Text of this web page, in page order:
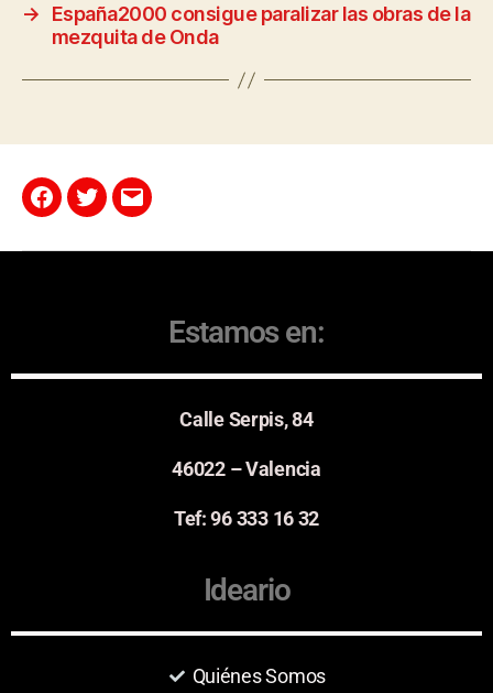
→
España2000 consigue paralizar las obras de la
mezquita de Onda
Estamos en:
Calle Serpis, 84
46022 – Valencia
Tef: 96 333 16 32
Ideario
Quiénes Somos